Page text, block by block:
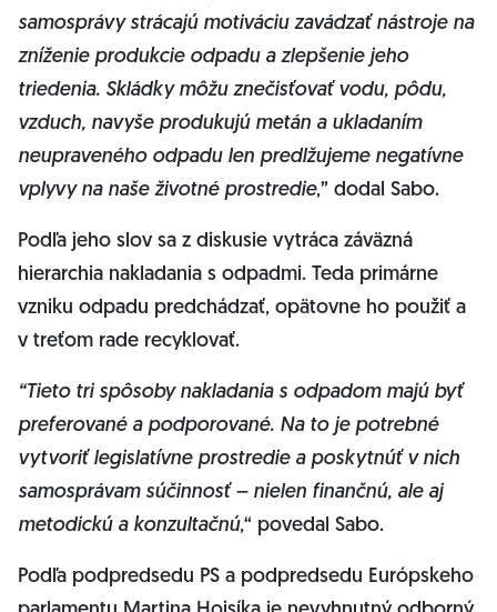
samosprávy strácajú motiváciu zavádzať nástroje na
zníženie produkcie odpadu a zlepšenie jeho
triedenia. Skládky môžu znečisťovať vodu, pôdu,
vzduch, navyše produkujú metán a ukladaním
neupraveného odpadu len predlžujeme negatívne
vplyvy na naše životné prostredie,” dodal Sabo.
Podľa jeho slov sa z diskusie vytráca záväzná
hierarchia nakladania s odpadmi. Teda primárne
vzniku odpadu predchádzať, opätovne ho použiť a
v treťom rade recyklovať.
“Tieto tri spôsoby nakladania s odpadom majú byť
preferované a podporované. Na to je potrebné
vytvoriť legislatívne prostredie a poskytnúť v nich
samosprávam súčinnosť – nielen finančnú, ale aj
metodickú a konzultačnú,“ povedal Sabo.
Podľa podpredsedu PS a podpredsedu Európskeho